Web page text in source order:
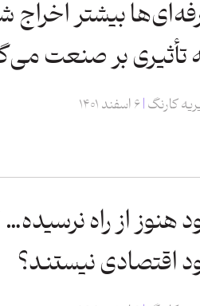
بیشتر اخراج
تأثیری بر صنعت
کارنگ ۶ اسفند ۱۴۰۱
هنوز از راه
اقتصادی نیستند؟